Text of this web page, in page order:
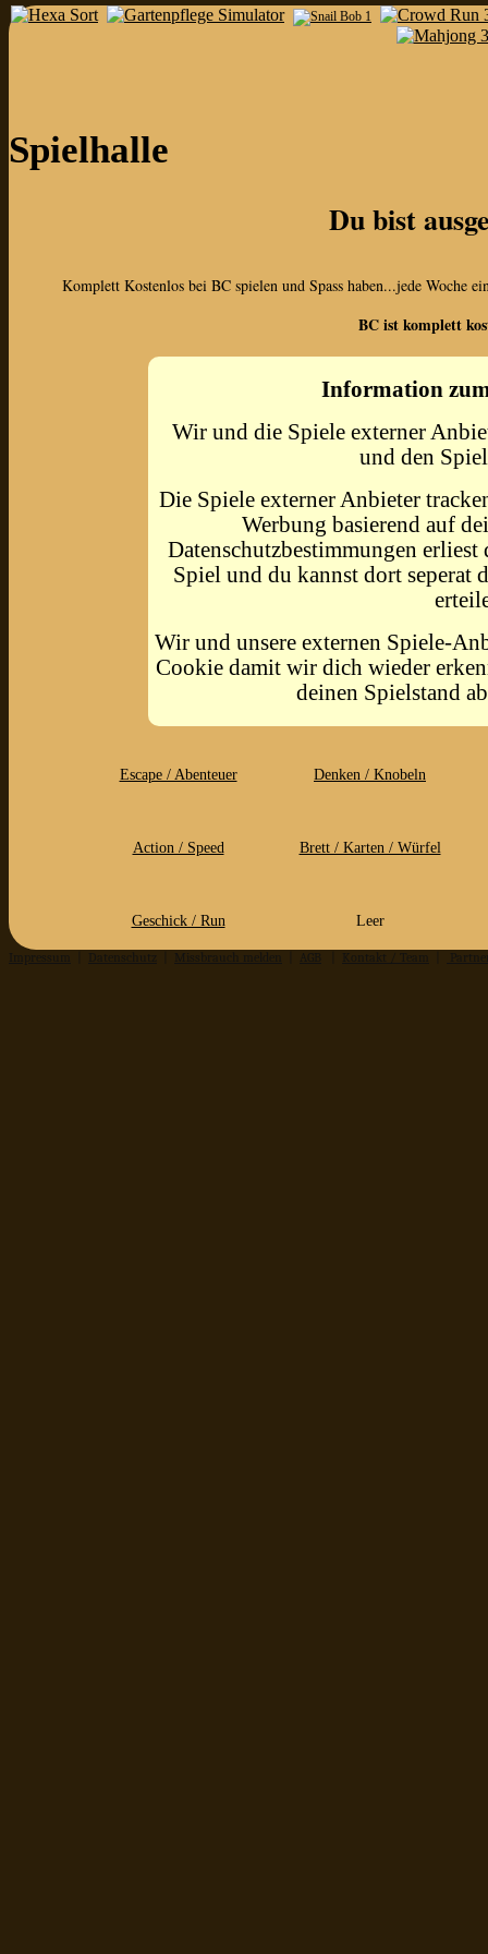
Spielhalle
Du bist
Komplett Kostenlos bei BC spielen und Spass haben...jede Woche
BC ist komplett
Information
Wir und die Spiele externer
und den
Die Spiele externer Anbieter
Werbung basierend auf
Datenschutzbestimmungen
Spiel und du kannst dort seperat
Wir und unsere externen Spiele-
Cookie damit wir dich wieder
deinen Spielstand
Escape / Abenteuer Denken / Knobeln
Action / Speed Brett / Karten / Würfel
Geschick / Run Leer
Impressum Datenschutz Missbrauch melden AGB Kontakt / Team